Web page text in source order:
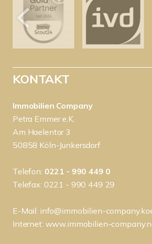
KONTAKT
Immobilien Company
Petra Emmer e.K.
Am Haelentor 3
50858 Köln-Junkersdorf
Telefon: 0221 - 990 449 0
Telefax: 0221 - 990 449 29
E-Mail: info@immobilien-
Internet: www.immobilien-